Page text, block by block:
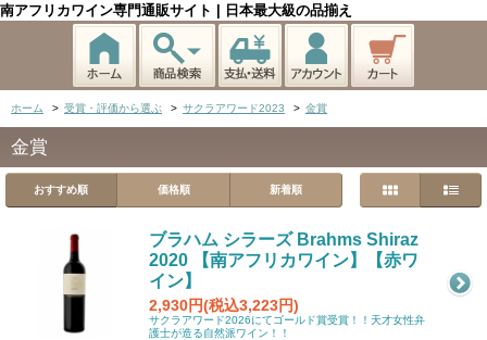
南アフリカワイン専門通販サイト | 日本最大級の品揃え
ホーム > 受賞・評価から選ぶ > サクラアワード2023 > 金賞
金賞
おすすめ順 価格順 新着順
ブラハム シラーズ Brahms Shiraz
2020 【南アフリカワイン】【赤ワ
イン】
2,930円(税込3,223円)
サクラアワード2026にてゴールド賞受賞！！天才女性弁
護士が造る自然派ワイン！！